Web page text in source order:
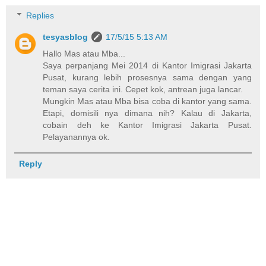
Replies
tesyasblog
17/5/15 5:13 AM
Hallo Mas atau Mba...
Saya perpanjang Mei 2014 di Kantor Imigrasi Jakarta
Pusat, kurang lebih prosesnya sama dengan yang
teman saya cerita ini. Cepet kok, antrean juga lancar.
Mungkin Mas atau Mba bisa coba di kantor yang sama.
Etapi, domisili nya dimana nih? Kalau di Jakarta,
cobain deh ke Kantor Imigrasi Jakarta Pusat.
Pelayanannya ok.
Reply